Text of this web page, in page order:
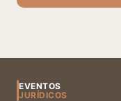
EVENTOS
JURÍDICOS